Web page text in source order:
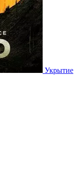
Укрытие